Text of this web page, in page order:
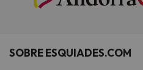
SOBRE ESQUIADES.COM